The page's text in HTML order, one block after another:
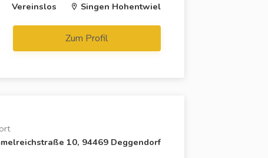
Singen Hohentwiel
Vereinslos
Zum Profil
10, 94469 Deggendorf